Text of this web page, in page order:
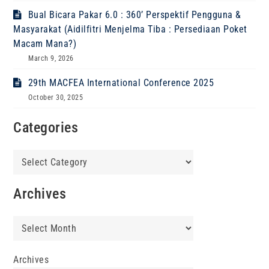
Bual Bicara Pakar 6.0 : 360’ Perspektif Pengguna &
Masyarakat (Aidilfitri Menjelma Tiba : Persediaan Poket
Macam Mana?)
March 9, 2026
29th MACFEA International Conference 2025
October 30, 2025
Categories
Categories
Archives
Archives
Archives